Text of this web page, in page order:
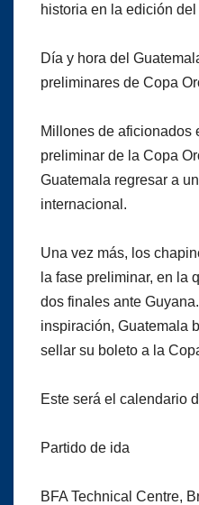
historia en la edición del
Día y hora del
preliminares de Copa
Millones de aficionados
preliminar de la Copa
Guatemala regresar a
internacional.
Una vez más, los
la fase preliminar, en la
dos finales ante
inspiración, Guatemala
sellar su boleto a la
Este será el calendario
Partido de ida
BFA Technical Centre,